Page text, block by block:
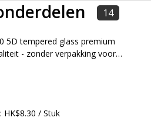
14
5D tempered glass premium
- zonder verpakking voor
HK$8.30 / Stuk